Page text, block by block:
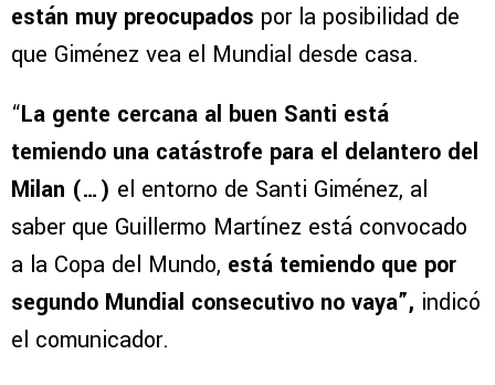
están muy preocupados por la posibilidad de
que Giménez vea el Mundial desde casa.
“La gente cercana al buen Santi está
temiendo una catástrofe para el delantero del
Milan (…) el entorno de Santi Giménez, al
saber que Guillermo Martínez está convocado
a la Copa del Mundo, está temiendo que por
segundo Mundial consecutivo no vaya”, indicó
el comunicador.